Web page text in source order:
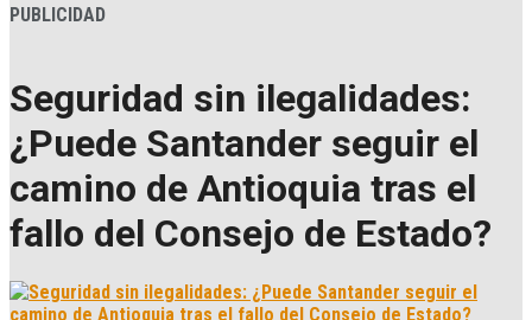
PUBLICIDAD
Seguridad sin ilegalidades:
¿Puede Santander seguir el
camino de Antioquia tras el
fallo del Consejo de Estado?